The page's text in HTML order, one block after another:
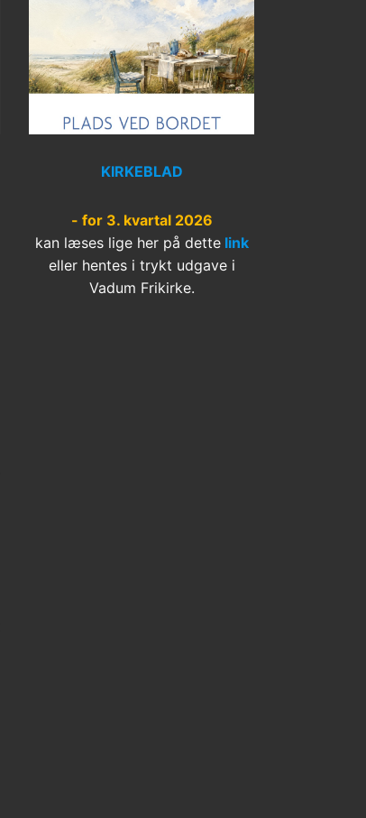
KIRKEBLAD
- for 3. kvartal 2026
kan læses lige her på dette link
eller hentes i trykt udgave i
Vadum Frikirke.